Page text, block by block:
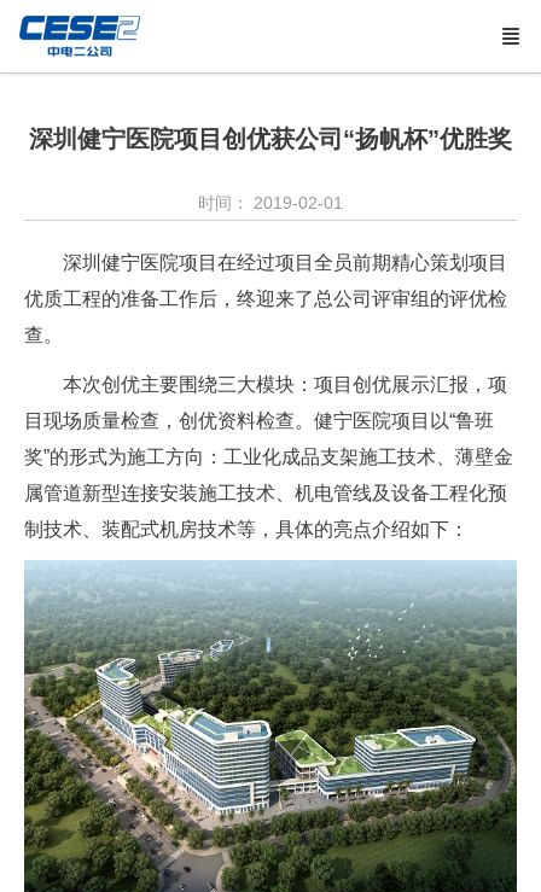
深圳健宁医院项目创优获公司“扬帆杯”优胜奖
时间： 2019-02-01
深圳健宁医院项目在经过项目全员前期精心策划项目
优质工程的准备工作后，终迎来了总公司评审组的评优检
查。
本次创优主要围绕三大模块：项目创优展示汇报，项
目现场质量检查，创优资料检查。健宁医院项目以“鲁班
奖”的形式为施工方向：工业化成品支架施工技术、薄壁金
属管道新型连接安装施工技术、机电管线及设备工程化预
制技术、装配式机房技术等，具体的亮点介绍如下：